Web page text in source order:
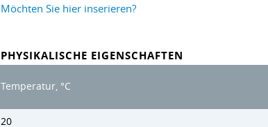
Möchten Sie hier inserieren?
PHYSIKALISCHE EIGENSCHAFTEN
Temperatur, °C
20